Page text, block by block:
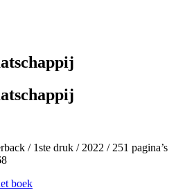
/ 1ste druk / 2022 / 251 pagina’s
boek